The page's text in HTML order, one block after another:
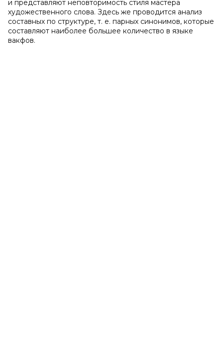
и представляют неповторимость стиля мастера
художественного слова. Здесь же проводится анализ
составных по структуре, т. е. парных синонимов, которые
составляют наиболее большее количество в языке
вакфов.